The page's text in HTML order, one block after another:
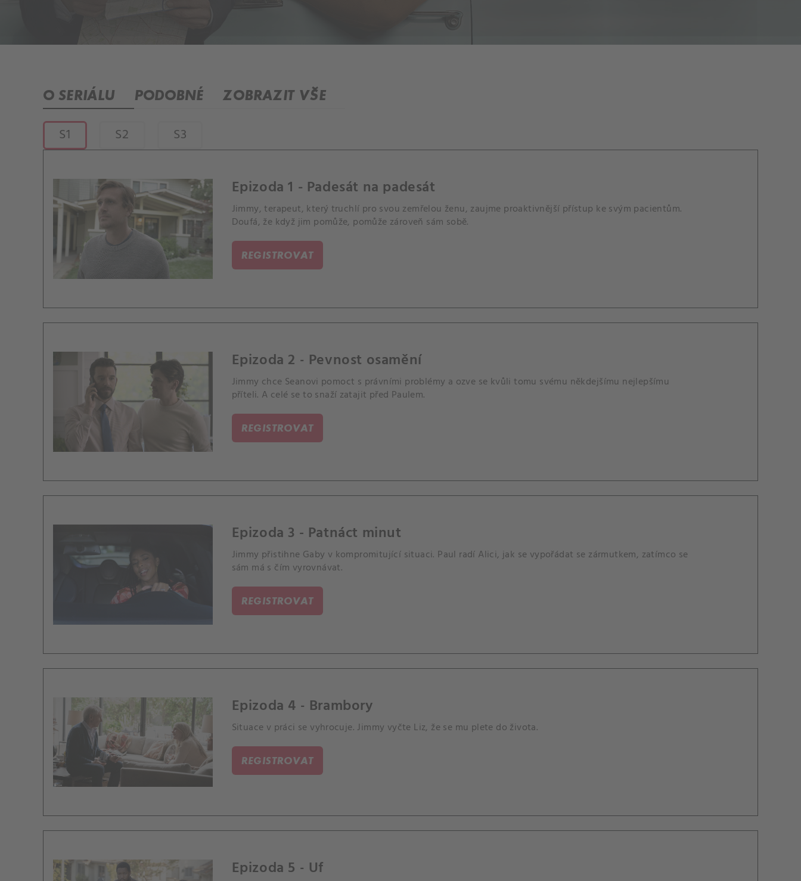
O SERIÁLU PODOBNÉ ZOBRAZIT VŠE
S1 S2 S3
Epizoda 1 - Padesát na padesát
Jimmy, terapeut, který truchlí pro svou zemřelou ženu, zaujme proaktivnější přístup ke svým pacientům.
Doufá, že když jim pomůže, pomůže zároveň sám sobě.
REGISTROVAT
Epizoda 2 - Pevnost osamění
Jimmy chce Seanovi pomoct s právními problémy a ozve se kvůli tomu svému někdejšímu nejlepšímu
příteli. A celé se to snaží zatajit před Paulem.
REGISTROVAT
Epizoda 3 - Patnáct minut
Jimmy přistihne Gaby v kompromitující situaci. Paul radí Alici, jak se vypořádat se zármutkem, zatímco se
sám má s čím vyrovnávat.
REGISTROVAT
Epizoda 4 - Brambory
Situace v práci se vyhrocuje. Jimmy vyčte Liz, že se mu plete do života.
REGISTROVAT
Epizoda 5 - Uf